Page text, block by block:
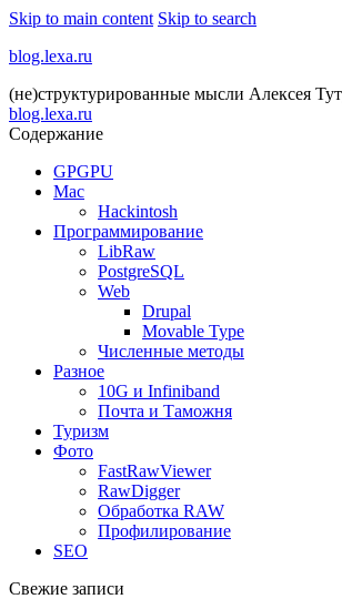
Skip to main content Skip to search
blog.lexa.ru
(не)структурированные мысли Алексея
blog.lexa.ru
Содержание
GPGPU
Mac
Hackintosh
Программирование
LibRaw
PostgreSQL
Web
Drupal
Movable Type
Численные методы
Разное
10G и Infiniband
Почта и Таможня
Туризм
Фото
FastRawViewer
RawDigger
Обработка RAW
Профилирование
SEO
Свежие записи